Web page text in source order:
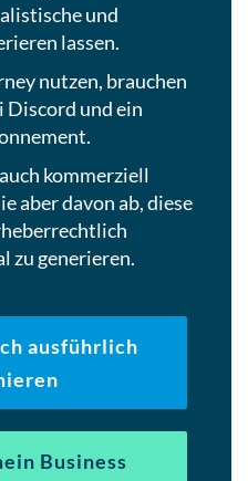
und
lassen.
nutzen, brauchen
Discord und ein
kommerziell
aber davon ab, diese
zu generieren.
ausführlich
Business